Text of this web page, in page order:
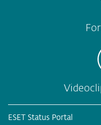
ESET Status Portal